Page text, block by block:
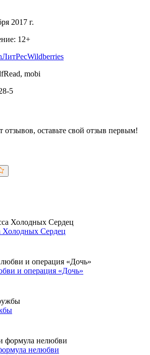
2017 г.
12+
ЛитРесWildberries
mobi
5
оставьте свой отзыв первым!
Холодных Сердец
и операция «Дочь»
нелюбви